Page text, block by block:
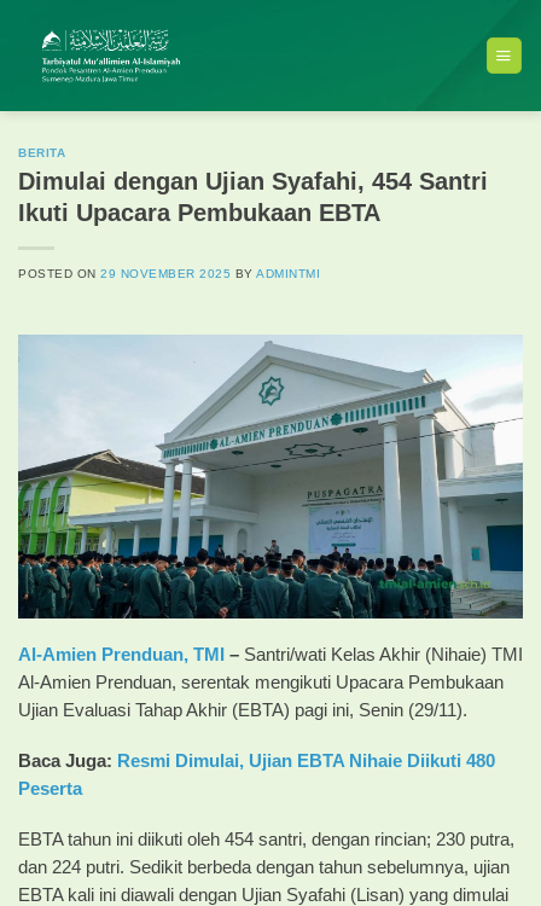
content
BERITA
Dimulai dengan Ujian Syafahi, 454 Santri
Ikuti Upacara Pembukaan EBTA
POSTED ON29 NOVEMBER 2025 BYADMINTMI
Al-Amien Prenduan, TMI – Santri/wati Kelas Akhir (Nihaie) TMI
Al-Amien Prenduan, serentak mengikuti Upacara Pembukaan
Ujian Evaluasi Tahap Akhir (EBTA) pagi ini, Senin (29/11).
Baca Juga: Resmi Dimulai, Ujian EBTA Nihaie Diikuti 480
Peserta
EBTA tahun ini diikuti oleh 454 santri, dengan rincian; 230 putra,
dan 224 putri. Sedikit berbeda dengan tahun sebelumnya, ujian
EBTA kali ini diawali dengan Ujian Syafahi (Lisan) yang dimulai